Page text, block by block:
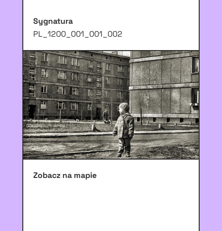
Sygnatura
PL_1200_001_001_002
Zobacz na mapie